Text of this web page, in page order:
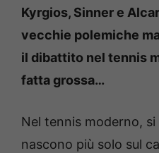
Kyrgios, Sinner e
vecchie polemiche
il dibattito nel tennis
fatta grossa…
Nel tennis moderno,
nascono più solo sul